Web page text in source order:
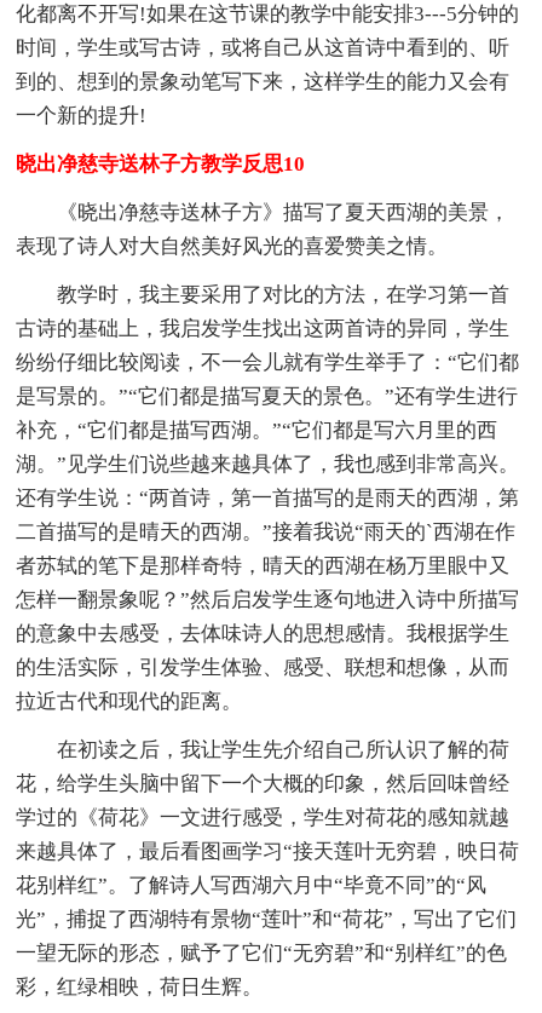
化都离不开写!如果在这节课的教学中能安排3---5分钟的
时间，学生或写古诗，或将自己从这首诗中看到的、听
到的、想到的景象动笔写下来，这样学生的能力又会有
一个新的提升!
晓出净慈寺送林子方教学反思10
《晓出净慈寺送林子方》描写了夏天西湖的美景，
表现了诗人对大自然美好风光的喜爱赞美之情。
教学时，我主要采用了对比的方法，在学习第一首
古诗的基础上，我启发学生找出这两首诗的异同，学生
纷纷仔细比较阅读，不一会儿就有学生举手了：“它们都
是写景的。”“它们都是描写夏天的景色。”还有学生进行
补充，“它们都是描写西湖。”“它们都是写六月里的西
湖。”见学生们说些越来越具体了，我也感到非常高兴。
还有学生说：“两首诗，第一首描写的是雨天的西湖，第
二首描写的是晴天的西湖。”接着我说“雨天的`西湖在作
者苏轼的笔下是那样奇特，晴天的西湖在杨万里眼中又
怎样一翻景象呢？”然后启发学生逐句地进入诗中所描写
的意象中去感受，去体味诗人的思想感情。我根据学生
的生活实际，引发学生体验、感受、联想和想像，从而
拉近古代和现代的距离。
在初读之后，我让学生先介绍自己所认识了解的荷
花，给学生头脑中留下一个大概的印象，然后回味曾经
学过的《荷花》一文进行感受，学生对荷花的感知就越
来越具体了，最后看图画学习“接天莲叶无穷碧，映日荷
花别样红”。了解诗人写西湖六月中“毕竟不同”的“风
光”，捕捉了西湖特有景物“莲叶”和“荷花”，写出了它们
一望无际的形态，赋予了它们“无穷碧”和“别样红”的色
彩，红绿相映，荷日生辉。